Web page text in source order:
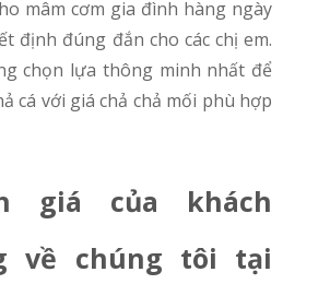
mâm cơm gia đình hàng ngày
định đúng đắn cho các chị em.
chọn lựa thông minh nhất để
cá với giá chả chả mối phù hợp
giá của khách
về chúng tôi tại